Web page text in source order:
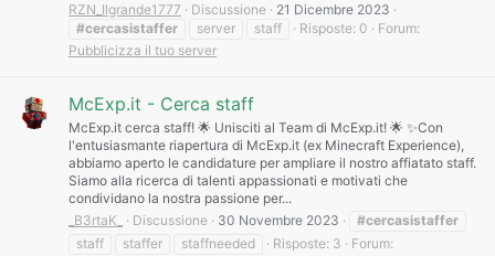
RZN_Ilgrande1777
Discussione
21 Dicembre 2023
#cercasistaffer
server staff Risposte: 0
Forum:
Pubblicizza il tuo server
McExp.it - Cerca staff
McExp.it cerca staff! 🌟 Unisciti al Team di McExp.it! 🌟 ✨Con
l'entusiasmante riapertura di McExp.it (ex Minecraft Experience),
abbiamo aperto le candidature per ampliare il nostro affiatato staff.
Siamo alla ricerca di talenti appassionati e motivati che
condividano la nostra passione per...
_B3rtaK_
Discussione 30 Novembre 2023
#cercasistaffer
staff
staffer staffneeded Risposte: 3
Forum: